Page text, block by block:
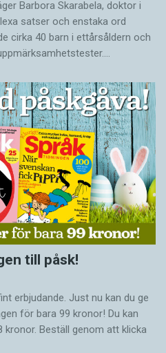
Barbora Skarabela, doktor i
satser och enstaka ord
cirka 40 barn i ettårsåldern och
till påsk!
erbjudande. Just nu kan du ge
för bara 99 kronor! Du kan
Beställ genom att klicka